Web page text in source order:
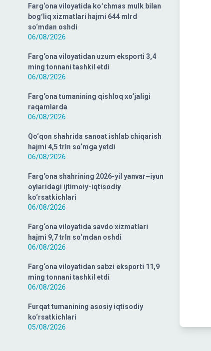
Farg‘ona viloyatida koʻchmas mulk bilan
bogʻliq xizmatlari hajmi 644 mlrd
so‘mdan oshdi
06/08/2026
Farg‘ona viloyatidan uzum eksporti 3,4
ming tonnani tashkil etdi
06/08/2026
Farg‘ona tumanining qishloq xo‘jaligi
raqamlarda
06/08/2026
Qo‘qon shahrida sanoat ishlab chiqarish
hajmi 4,5 trln so‘mga yetdi
06/08/2026
Farg‘ona shahrining 2026-yil yanvar–iyun
oylaridagi ijtimoiy-iqtisodiy
ko‘rsatkichlari
06/08/2026
Farg‘ona viloyatida savdo xizmatlari
hajmi 9,7 trln so‘mdan oshdi
06/08/2026
Farg‘ona viloyatidan sabzi eksporti 11,9
ming tonnani tashkil etdi
06/08/2026
Furqat tumanining asosiy iqtisodiy
ko‘rsatkichlari
05/08/2026